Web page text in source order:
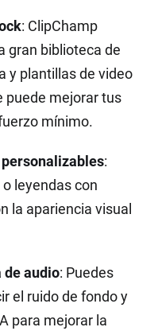
: ClipChamp
gran biblioteca de
y plantillas de video
puede mejorar tus
mínimo.
:
leyendas con
la apariencia visual
audio: Puedes
el ruido de fondo y
para mejorar la